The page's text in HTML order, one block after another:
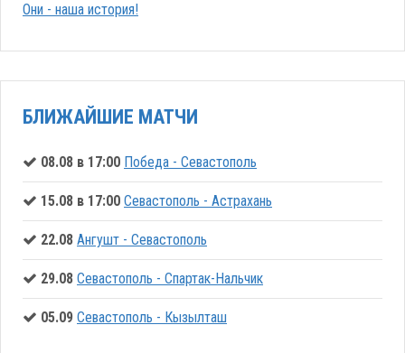
Они - наша история!
БЛИЖАЙШИЕ МАТЧИ
08.08 в 17:00 Победа - Севастополь
15.08 в 17:00 Севастополь - Астрахань
22.08 Ангушт - Севастополь
29.08 Севастополь - Спартак-Нальчик
05.09 Севастополь - Кызылташ